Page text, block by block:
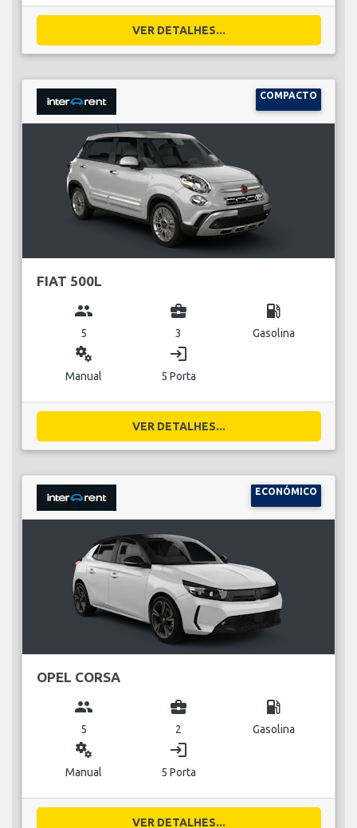
VER DETALHES...
COMPACTO
FIAT 500L
group
5
business_center
3
local_gas_station
Gasolina
miscellaneous_services
Manual
login
5 Porta
VER DETALHES...
ECONÓMICO
OPEL CORSA
group
5
business_center
2
local_gas_station
Gasolina
miscellaneous_services
Manual
login
5 Porta
VER DETALHES...